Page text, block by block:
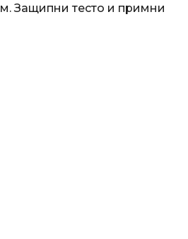
Защипни тесто и примни